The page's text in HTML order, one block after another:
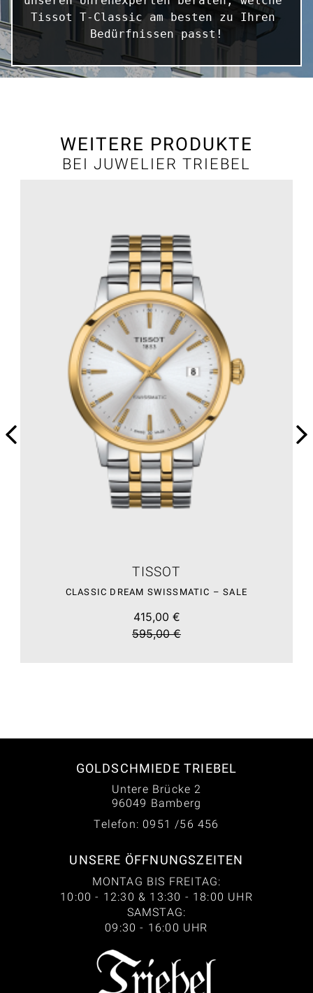
Tissot T-Classic am besten zu Ihren
Bedürfnissen passt!
WEITERE PRODUKTE
BEI JUWELIER TRIEBEL
TISSOT
CLASSIC DREAM SWISSMATIC – SALE
415,00 €
595,00 €
GOLDSCHMIEDE TRIEBEL
Untere Brücke 2
96049 Bamberg
Telefon: 0951 /56 456
UNSERE ÖFFNUNGSZEITEN
MONTAG BIS FREITAG:
10:00 - 12:30 & 13:30 - 18:00 UHR
SAMSTAG:
09:30 - 16:00 UHR